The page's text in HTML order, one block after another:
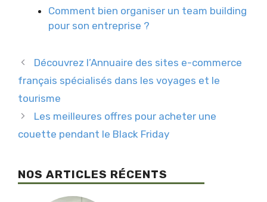
Comment bien organiser un team building
pour son entreprise ?
Découvrez l’Annuaire des sites e-commerce
français spécialisés dans les voyages et le
tourisme
Les meilleures offres pour acheter une
couette pendant le Black Friday
NOS ARTICLES RÉCENTS